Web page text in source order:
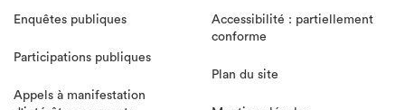
Enquêtes publiques
Participations publiques
Appels à manifestation
Accessibilité : partiellement
conforme
Plan du site